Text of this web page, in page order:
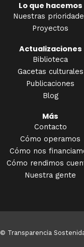
Lo que hacemos
Nuestras
Proyectos
Actualizaciones
Biblioteca
Gacetas culturales
Publicaciones
Blog
Más
Contacto
Cómo operamos
Cómo nos
Cómo rendimos
Nuestra gente
© Transparencia